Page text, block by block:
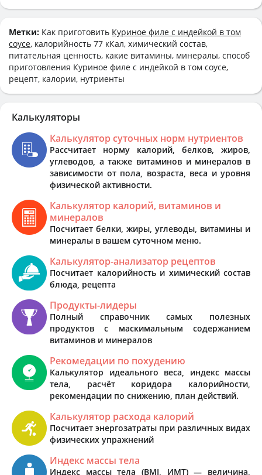
Метки: Как приготовить Куриное филе с индейкой в том
соусе, калорийность 77 кКал, химический состав,
питательная ценность, какие витамины, минералы, способ
приготовления Куриное филе с индейкой в том соусе,
рецепт, калории, нутриенты
Калькуляторы
Калькулятор суточных норм нутриентов
Рассчитает норму калорий, белков, жиров,
углеводов, а также витаминов и минералов в
зависимости от пола, возраста, веса и уровня
физической активности.
Калькулятор калорий, витаминов и
минералов
Посчитает белки, жиры, углеводы, витамины и
минералы в вашем суточном меню.
Калькулятор-анализатор рецептов
Посчитает калорийность и химический состав
блюда, рецепта
Продукты-лидеры
Полный справочник самых полезных
продуктов с маскимальным содержанием
витаминов и минералов
Рекомедации по похудению
Калькулятор идеального веса, индекс массы
тела, расчёт коридора калорийности,
рекомендации по снижению, план действий.
Калькулятор расхода калорий
Посчитает энергозатраты при различных видах
физических упражнений
Индекс массы тела
Индекс массы тела (BMI, ИМТ) — величина,